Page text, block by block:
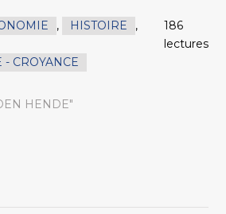
, HISTOIRE
,
- CROYANCE
186
lectures
HENDE"